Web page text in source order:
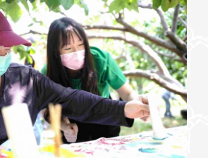
v
i
g
a
t
i
o
n